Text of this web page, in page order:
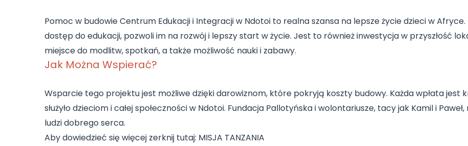
Pomoc w budowie Centrum Edukacji i Integracji w Ndotoi to realna szansa na lepsze życie dzieci w
dostęp do edukacji, pozwoli im na rozwój i lepszy start w życie. Jest to również inwestycja w przyszłość
miejsce do modlitw, spotkań, a także możliwość nauki i zabawy.
Jak Można Wspierać?
Wsparcie tego projektu jest możliwe dzięki darowiznom, które pokryją koszty budowy. Każda wpłata jest
służyło dzieciom i całej społeczności w Ndotoi. Fundacja Pallotyńska i wolontariusze, tacy jak Kamil i
ludzi dobrego serca.
Aby dowiedzieć się więcej zerknij tutaj: MISJA TANZANIA